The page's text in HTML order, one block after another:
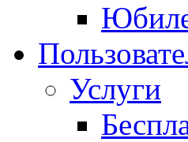
Услуги